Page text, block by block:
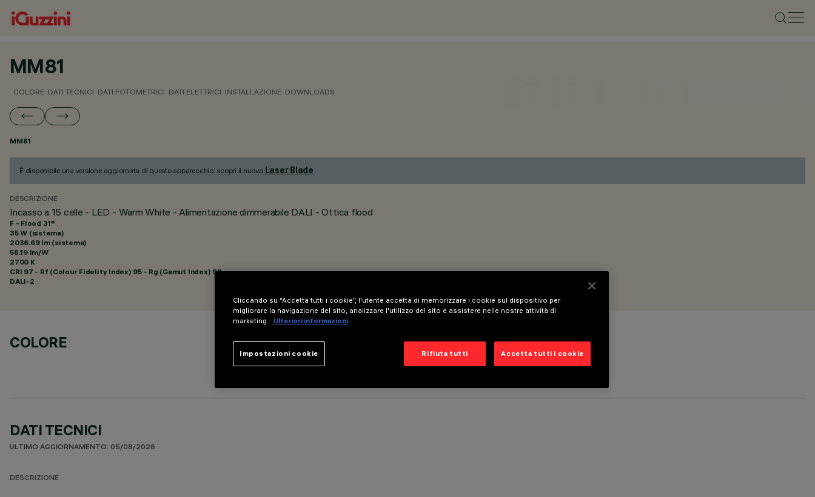
MM81
COLORE DATI TECNICI DATI FOTOMETRICI DATI ELETTRICI INSTALLAZIONE DOWNLOADS
MM81
È disponibile una versione aggiornata di questo apparecchio: scopri il nuovo Laser Blade.
DESCRIZIONE
Incasso a 15 celle - LED - Warm White - Alimentazione dimmerabile DALI - Ottica flood
F - Flood 31°
35 W (sistema)
2036.69 lm (sistema)
58.19 lm/W
2700 K
CRI 97 - Rf (Colour Fidelity Index) 95 - Rg (Gamut Index) 99
DALI-2
COLORE
DATI TECNICI
ULTIMO AGGIORNAMENTO: 05/08/2026
DESCRIZIONE
Cliccando su “Accetta tutti i cookie”, l'utente accetta di memorizzare i cookie sul dispositivo per
migliorare la navigazione del sito, analizzare l'utilizzo del sito e assistere nelle nostre attività di
marketing.
Ulteriori informazioni
Rifiuta tutti Accetta tutti i cookie
Impostazioni cookie